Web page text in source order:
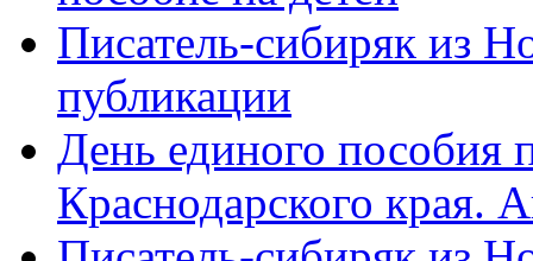
Писатель-сибиряк из
публикации
День единого пособия
Краснодарского края.